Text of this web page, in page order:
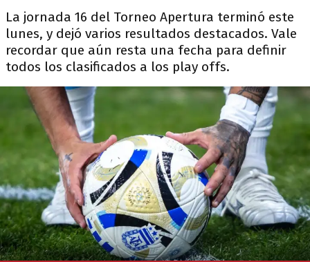
La jornada 16 del Torneo Apertura terminó este
lunes, y dejó varios resultados destacados. Vale
recordar que aún resta una fecha para definir
todos los clasificados a los play offs.